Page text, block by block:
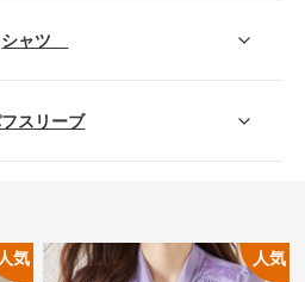
シャツ
スリーブ
人気 人気